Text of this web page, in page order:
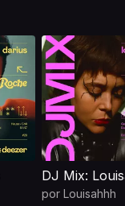
DJ Mix:
por Louisahhh